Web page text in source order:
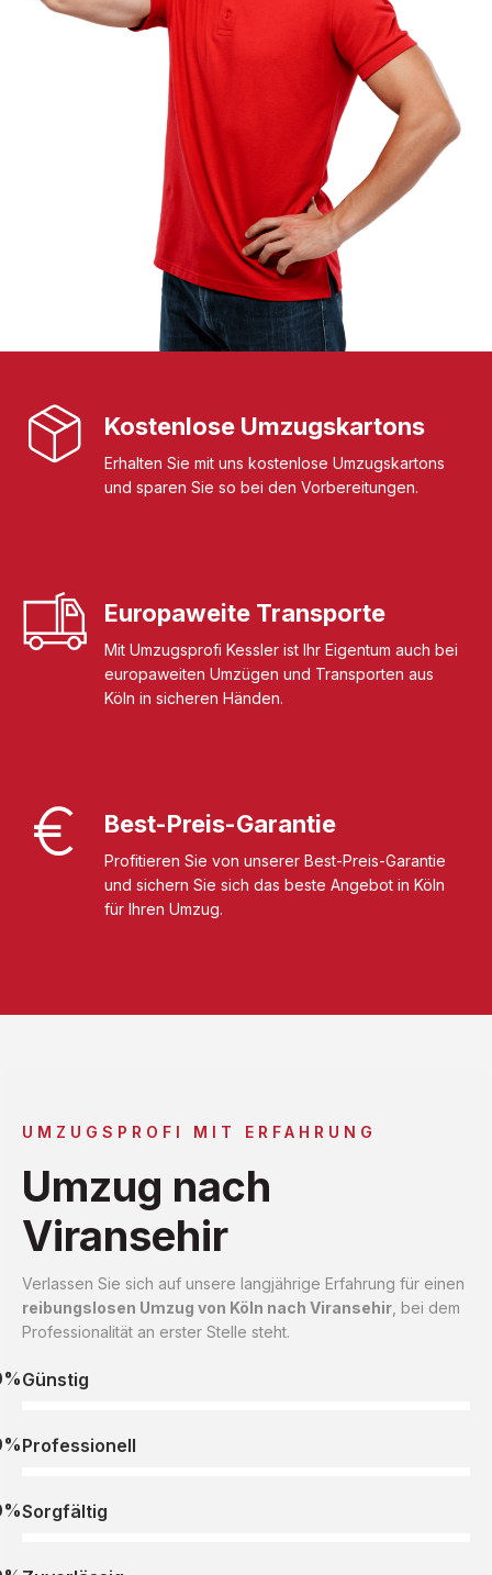
Kostenlose Umzugskartons
Erhalten Sie mit uns kostenlose Umzugskartons
und sparen Sie so bei den Vorbereitungen.
Europaweite Transporte
Mit Umzugsprofi Kessler ist Ihr Eigentum auch bei
europaweiten Umzügen und Transporten aus
Köln in sicheren Händen.
Best-Preis-Garantie
Profitieren Sie von unserer Best-Preis-Garantie
und sichern Sie sich das beste Angebot in Köln
für Ihren Umzug.
UMZUGSPROFI MIT ERFAHRUNG
Umzug nach
Viransehir
Verlassen Sie sich auf unsere langjährige Erfahrung für einen
reibungslosen Umzug von Köln nach Viransehir , bei dem
Professionalität an erster Stelle steht.
Günstig
Professionell
Sorgfältig